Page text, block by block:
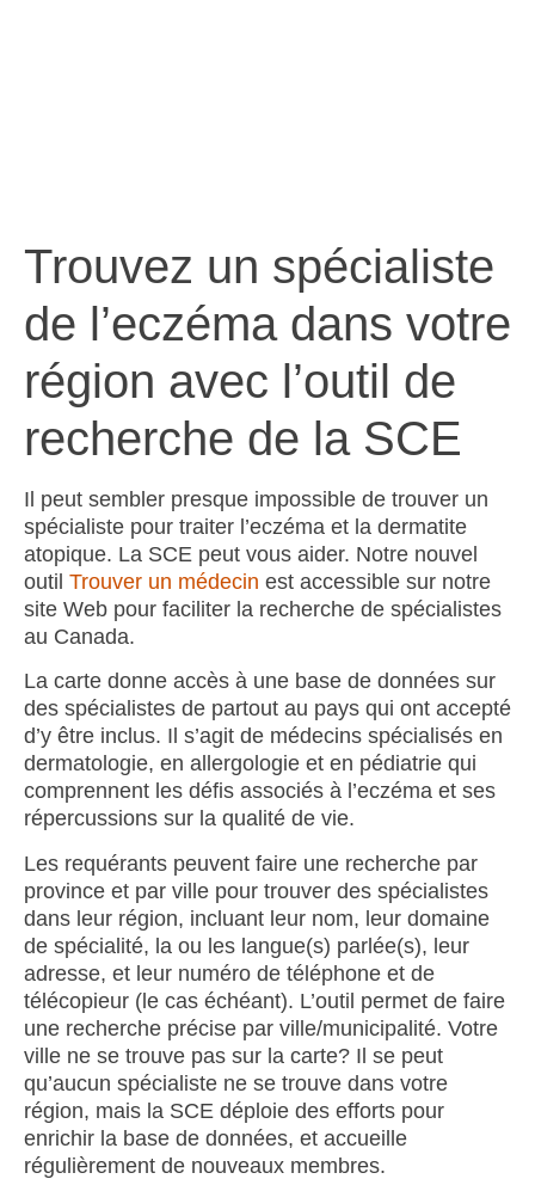
Trouvez un spécialiste
de l’eczéma dans votre
région avec l’outil de
recherche de la SCE
Il peut sembler presque impossible de trouver un
spécialiste pour traiter l’eczéma et la dermatite
atopique. La SCE peut vous aider. Notre nouvel
outil Trouver un médecin est accessible sur notre
site Web pour faciliter la recherche de spécialistes
au Canada.
La carte donne accès à une base de données sur
des spécialistes de partout au pays qui ont accepté
d’y être inclus. Il s’agit de médecins spécialisés en
dermatologie, en allergologie et en pédiatrie qui
comprennent les défis associés à l’eczéma et ses
répercussions sur la qualité de vie.
Les requérants peuvent faire une recherche par
province et par ville pour trouver des spécialistes
dans leur région, incluant leur nom, leur domaine
de spécialité, la ou les langue(s) parlée(s), leur
adresse, et leur numéro de téléphone et de
télécopieur (le cas échéant). L’outil permet de faire
une recherche précise par ville/municipalité. Votre
ville ne se trouve pas sur la carte? Il se peut
qu’aucun spécialiste ne se trouve dans votre
région, mais la SCE déploie des efforts pour
enrichir la base de données, et accueille
régulièrement de nouveaux membres.